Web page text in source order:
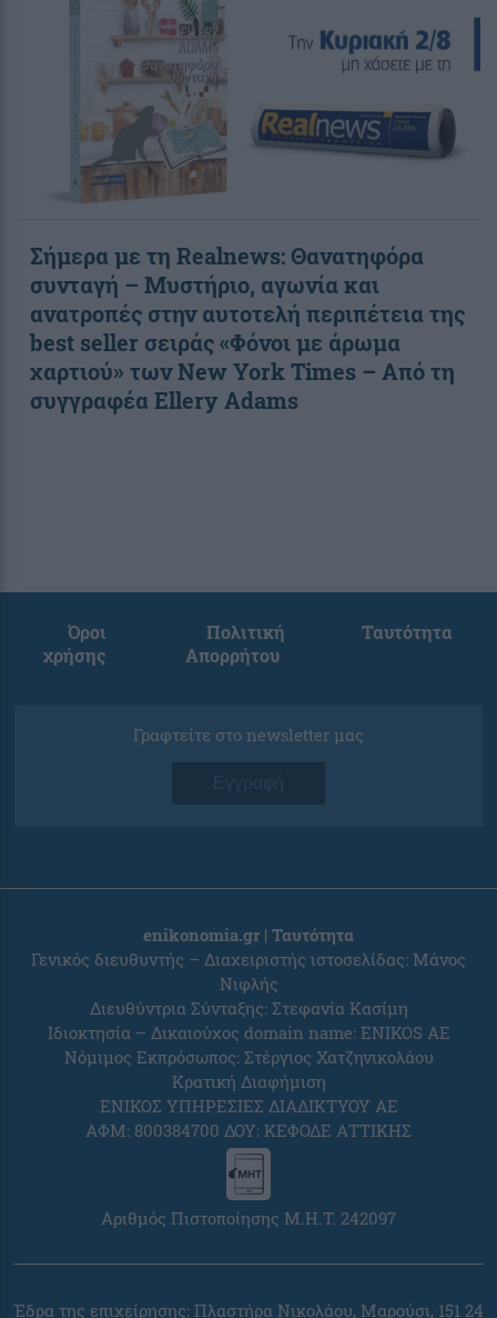
Σήμερα με τη Realnews: Θανατηφόρα
συνταγή – Μυστήριο, αγωνία και
ανατροπές στην αυτοτελή περιπέτεια της
best seller σειράς «Φόνοι με άρωμα
χαρτιού» των New York Times – Από τη
συγγραφέα Ellery Adams
Όροι
χρήσης
Πολιτική
Απορρήτου
Ταυτότητα
Γραφτείτε στο newsletter μας
Εγγραφή
enikonomia.gr | Ταυτότητα
Γενικός διευθυντής – Διαχειριστής ιστοσελίδας: Μάνος
Νιφλής
Διευθύντρια Σύνταξης: Στεφανία Κασίμη
Ιδιοκτησία – Δικαιούχος domain name: ENIKOS AE
Νόμιμος Εκπρόσωπος: Στέργιος Χατζηνικολάου
Κρατική Διαφήμιση
ΕΝΙΚΟΣ ΥΠΗΡΕΣΙΕΣ ΔΙΑΔΙΚΤΥΟΥ ΑΕ
ΑΦΜ: 800384700 ΔΟΥ: ΚΕΦΟΔΕ ΑΤΤΙΚΗΣ
Αριθμός Πιστοποίησης Μ.Η.Τ. 242097
Έδρα της επιχείρησης: Πλαστήρα Νικολάου, Μαρούσι, 151 24